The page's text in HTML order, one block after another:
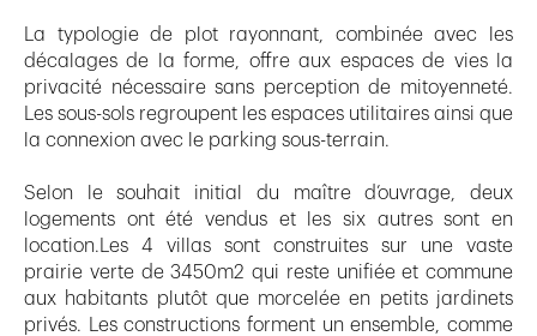
La typologie de plot rayonnant, combinée avec les
décalages de la forme, offre aux espaces de vies la
privacité nécessaire sans perception de mitoyenneté.
Les sous-sols regroupent les espaces utilitaires ainsi que
la connexion avec le parking sous-terrain.
Selon le souhait initial du maître d’ouvrage, deux
logements ont été vendus et les six autres sont en
location.Les 4 villas sont construites sur une vaste
prairie verte de 3450m2 qui reste unifiée et commune
aux habitants plutôt que morcelée en petits jardinets
privés. Les constructions forment un ensemble, comme